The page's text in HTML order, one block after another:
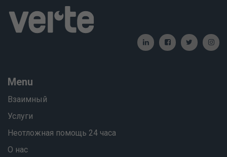
Menu
Взаимный
Услуги
Неотложная помощь 24 часа
О нас